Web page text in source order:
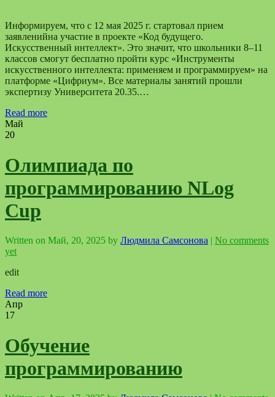
Информируем, что с 12 мая 2025 г. стартовал прием
заявленийна участие в проекте «Код будущего.
Искусственный интеллект». Это значит, что школьники 8–11
классов смогут бесплатно пройти курс «Инструменты
искусственного интеллекта: применяем и программируем» на
платформе «Цифриум». Все материалы занятий прошли
экспертизу Университета 20.35.…
Read more
Май
20
Олимпиада по
программированию NLog
Cup
Written on Май, 20, 2025 by Людмила Самсонова | No comments
yet
edit
Read more
Апр
17
Обучение
программированию